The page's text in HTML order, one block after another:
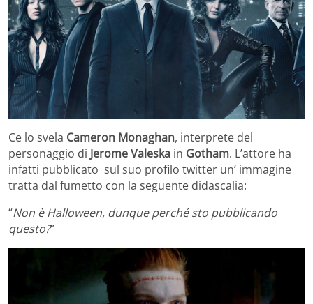
Ce lo svela Cameron Monaghan, interprete del
personaggio di Jerome Valeska in Gotham. L’attore ha
infatti pubblicato sul suo profilo twitter un’ immagine
tratta dal fumetto con la seguente didascalia:
“Non è Halloween, dunque perché sto pubblicando
questo?”